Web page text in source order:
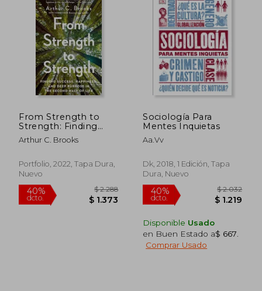
40%
dcto.
40%
dcto.
From Strength to
Strength: Finding
Success, Happiness,
and Deep Purpose in
Life (en Inglés)
Arthur C. Brooks
Portfolio, 2022, Tapa Dura,
Nuevo
Sociología Para
Mentes Inquietas
Aa.Vv
Dk, 2018, 1 Edición, Tapa
Dura, Nuevo
Disponible Usado
en Buen Estado a$ 667
Comprar Usado